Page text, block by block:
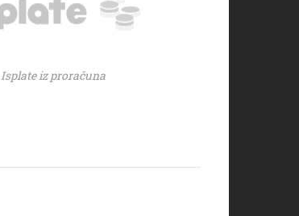
Isplate iz proračuna